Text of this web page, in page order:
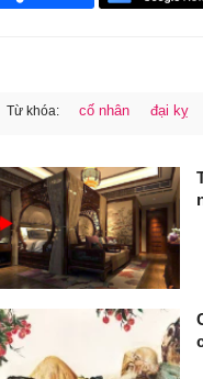
Từ khóa: cố nhân đại kỵ